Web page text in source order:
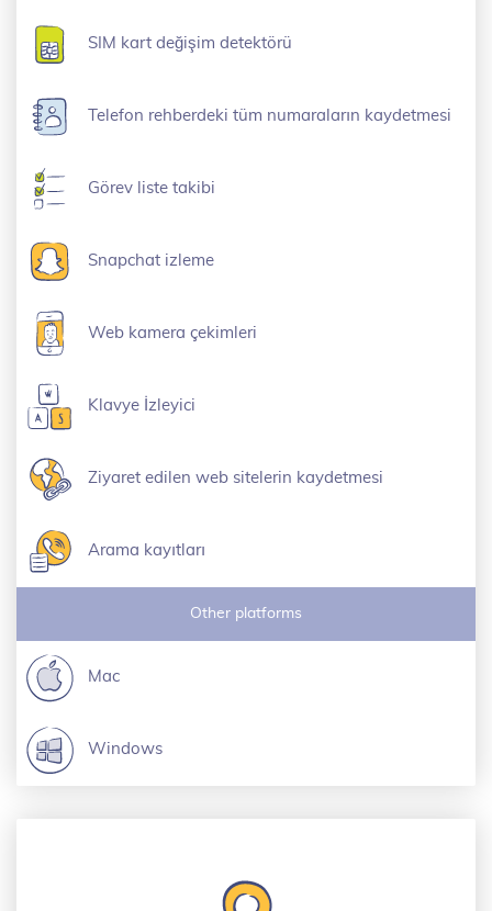
SIM kart değişim detektörü
Telefon rehberdeki tüm numaraların kaydetmesi
Görev liste takibi
Snapchat izleme
Web kamera çekimleri
Klavye İzleyici
Ziyaret edilen web sitelerin kaydetmesi
Arama kayıtları
Other platforms
Mac
Windows